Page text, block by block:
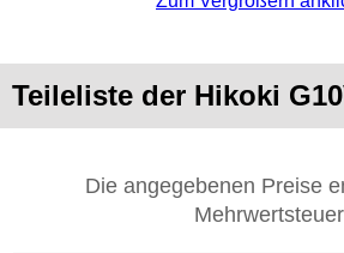
Teileliste der Hikoki
Die angegebenen Preise
Mehrwertsteuer